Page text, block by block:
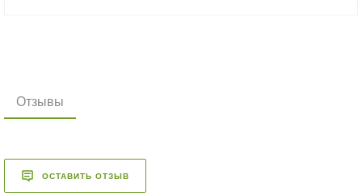
Отзывы
ОСТАВИТЬ ОТЗЫВ